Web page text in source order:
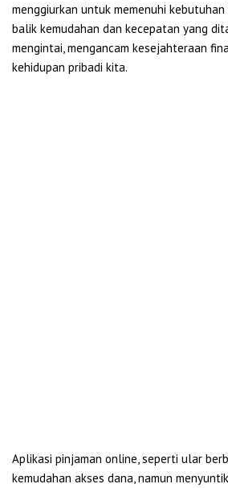
menggiurkan untuk memenuhi kebutuhan
balik kemudahan dan kecepatan yang
mengintai, mengancam kesejahteraan
kehidupan pribadi kita.
Aplikasi pinjaman online, seperti ular
kemudahan akses dana, namun